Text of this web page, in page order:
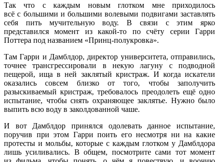
Так что с каждым новым глотком мне приходилось
всё с большими и большими волевыми подвигами заставлять
себя пить мучительную воду. В связи с этим ярко
представился момент из какой-то по счёту серии Гарри
Поттера под названием «Принц-полукровка».
Там Гарри и Дамблдор, директор университета, отправились,
точнее трансгрессировали в некую лагуну с подводной
пещерой, ища в ней заклятый кристраж. И когда искатели
оказались совсем близко от того, чтобы заполучить
разыскиваемый кристраж, требовалось преодолеть ещё одно
испытание, чтобы снять охраняющее заклятье. Нужно было
выпить всю воду в заколдованной чаше.
И вот Дамблдор принялся одолевать данное испытание,
поручив при этом Гарри поить его несмотря ни на какие
протесты и мольбы, которые с каждым глотком у Дамблдора
лишь усиливались. В общем, посмотрите сами тот момент